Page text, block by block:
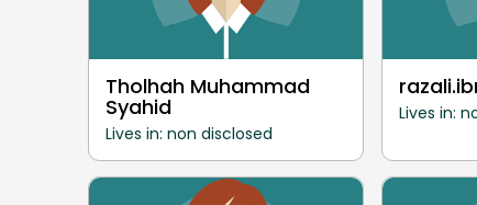
Tholhah Muhammad
Syahid
Lives in: non disclosed
Lives in: